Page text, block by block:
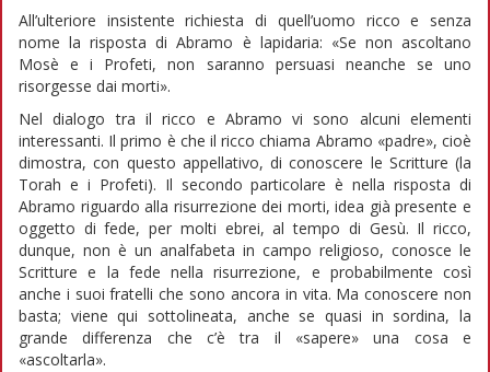
All’ulteriore insistente richiesta di quell’uomo ricco e senza
nome la risposta di Abramo è lapidaria: «Se non ascoltano
Mosè e i Profeti, non saranno persuasi neanche se uno
risorgesse dai morti».
Nel dialogo tra il ricco e Abramo vi sono alcuni elementi
interessanti. Il primo è che il ricco chiama Abramo «padre», cioè
dimostra, con questo appellativo, di conoscere le Scritture (la
Torah e i Profeti). Il secondo particolare è nella risposta di
Abramo riguardo alla risurrezione dei morti, idea già presente e
oggetto di fede, per molti ebrei, al tempo di Gesù. Il ricco,
dunque, non è un analfabeta in campo religioso, conosce le
Scritture e la fede nella risurrezione, e probabilmente così
anche i suoi fratelli che sono ancora in vita. Ma conoscere non
basta; viene qui sottolineata, anche se quasi in sordina, la
grande differenza che c’è tra il «sapere» una cosa e
«ascoltarla».